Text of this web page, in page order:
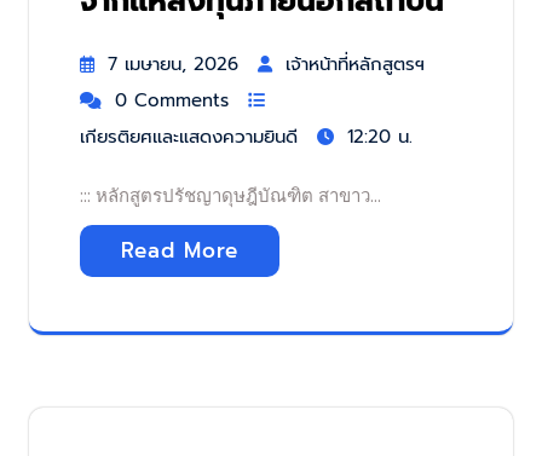
7 เมษายน, 2026
เจ้าหน้าที่หลักสูตรฯ
0 Comments
เกียรติยศและแสดงความยินดี
12:20 น.
::: หลักสูตรปรัชญาดุษฎีบัณฑิต สาขาว…
Read More